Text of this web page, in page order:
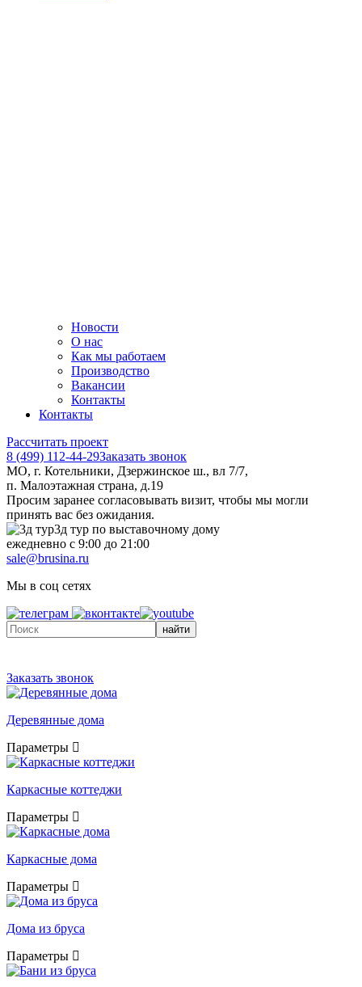
Новости
О нас
Как мы работаем
Производство
Вакансии
Контакты
Контакты
Рассчитать проект
8 (499) 112-44-29Заказать звонок
МО, г. Котельники, Дзержинское ш., вл 7/7,
п. Малоэтажная страна, д.19
Просим заранее согласовывать визит, чтобы мы могли
принять вас без ожидания.
3д тур по выставочному дому
ежедневно с 9:00 до 21:00
sale@brusina.ru
Мы в соц сетях
найти
Заказать звонок
Деревянные дома
Параметры
Каркасные коттеджи
Параметры
Каркасные дома
Параметры
Дома из бруса
Параметры